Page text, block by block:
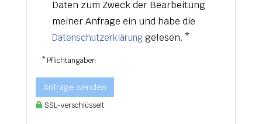
Daten zum Zweck der Bearbeitung
meiner Anfrage ein und habe die
Datenschutzerklärung gelesen. *
* Pflichtangaben
Anfrage senden
SSL-verschlüsselt